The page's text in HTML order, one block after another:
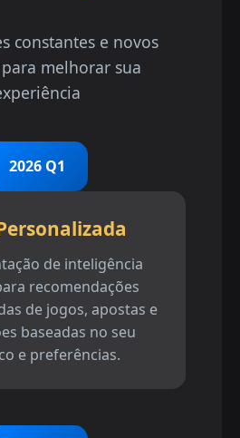
constantes e novos
melhorar sua
2026 Q1
de inteligência
recomendações
de jogos, apostas e
baseadas no seu
e preferências.